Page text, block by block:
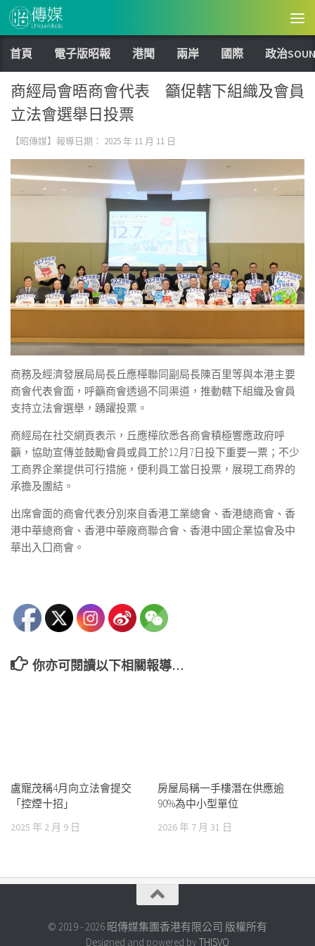
Skip to content
首頁 電子版昭報 港聞 兩岸 國際 政治
商經局會晤商會代表 籲促轄下組織及會員
立法會選舉日投票
【昭傳媒】報導日期： 2025 年 11 月 11 日
商務及經濟發展局局長丘應樺聯同副局長陳百里等與本港主要
商會代表會面，呼籲商會透過不同渠道，推動轄下組織及會員
支持立法會選舉，踴躍投票。
商經局在社交網頁表示，丘應樺欣悉各商會積極響應政府呼
籲，協助宣傳並鼓勵會員或員工於12月7日投下重要一票；不少
工商界企業提供可行措施，便利員工當日投票，展現工商界的
承擔及團結。
出席會面的商會代表分別來自香港工業總會、香港總商會、香
港中華總商會、香港中華廠商聯合會、香港中國企業協會及中
華出入囗商會。
你亦可閱讀以下相關報導…
盧寵茂稱4月向立法會提交
「控煙十招」
2025 年 2 月 9 日
房屋局稱一手樓潛在供應逾
90%為中小型單位
2026 年 7 月 31 日
© 2019 - 2026 昭傳媒集團香港有限公司 版權所有
Designed and powered by THISVO